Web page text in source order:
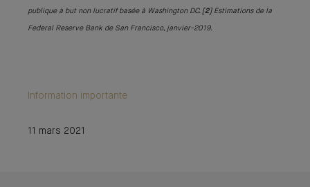
publique à but non lucratif basée à Washington DC. [2]Estimations de la
Federal Reserve Bank de San Francisco, janvier-2019.
Information importante
11 mars 2021